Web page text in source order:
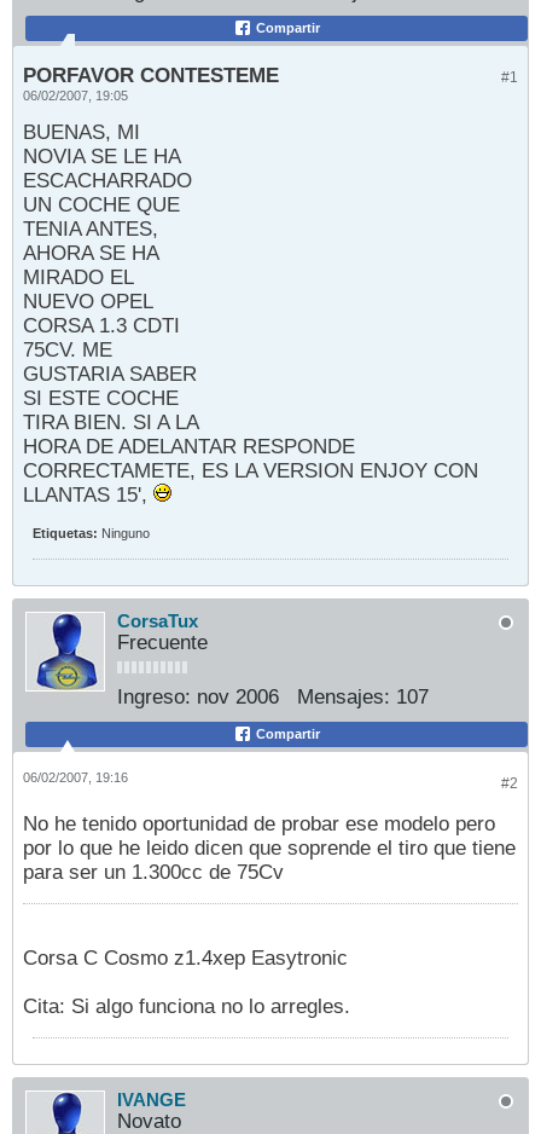
Compartir
#1
PORFAVOR CONTESTEME
06/02/2007, 19:05
BUENAS, MI
NOVIA SE LE HA
ESCACHARRADO
UN COCHE QUE
TENIA ANTES,
AHORA SE HA
MIRADO EL
NUEVO OPEL
CORSA 1.3 CDTI
75CV. ME
GUSTARIA SABER
SI ESTE COCHE
TIRA BIEN. SI A LA
HORA DE ADELANTAR RESPONDE
CORRECTAMETE, ES LA VERSION ENJOY CON
LLANTAS 15',
Etiquetas: Ninguno
CorsaTux
Frecuente
Ingreso: nov 2006 Mensajes: 107
Compartir
#2
06/02/2007, 19:16
No he tenido oportunidad de probar ese modelo pero
por lo que he leido dicen que soprende el tiro que tiene
para ser un 1.300cc de 75Cv
Corsa C Cosmo z1.4xep Easytronic
Cita: Si algo funciona no lo arregles.
IVANGE
Novato